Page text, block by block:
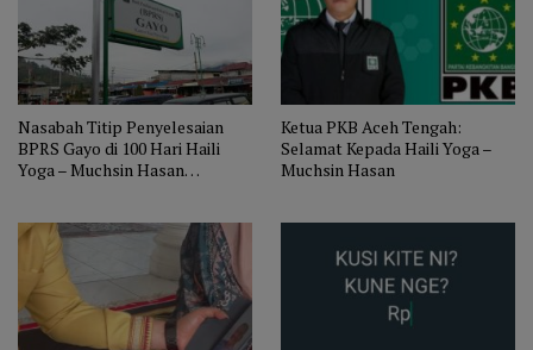
Nasabah Titip Penyelesaian
BPRS Gayo di 100 Hari Haili
Yoga – Muchsin Hasan
Ketua PKB Aceh Tengah:
Selamat Kepada Haili Yoga –
Muchsin Hasan